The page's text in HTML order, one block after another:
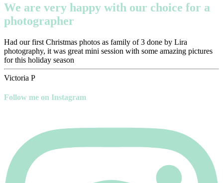
We are very happy with our choice for a
photographer
Had our first Christmas photos as family of 3 done by Lira
photography, it was great mini session with some amazing pictures
for this holiday season
Victoria P
Follow me on Instagram